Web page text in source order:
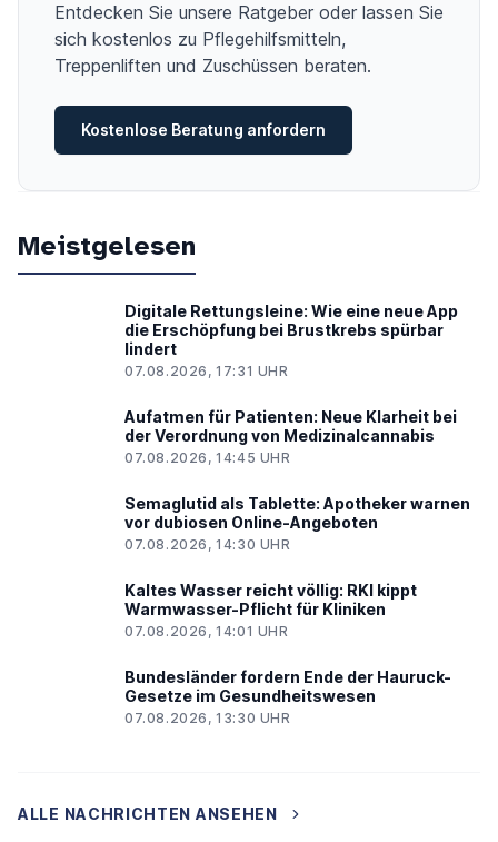
Entdecken Sie unsere Ratgeber oder lassen Sie
sich kostenlos zu Pflegehilfsmitteln,
Treppenliften und Zuschüssen beraten.
Kostenlose Beratung anfordern
Meistgelesen
Digitale Rettungsleine: Wie eine neue App
die Erschöpfung bei Brustkrebs spürbar
lindert
07.08.2026, 17:31 UHR
Aufatmen für Patienten: Neue Klarheit bei
der Verordnung von Medizinalcannabis
07.08.2026, 14:45 UHR
Semaglutid als Tablette: Apotheker warnen
vor dubiosen Online-Angeboten
07.08.2026, 14:30 UHR
Kaltes Wasser reicht völlig: RKI kippt
Warmwasser-Pflicht für Kliniken
07.08.2026, 14:01 UHR
Bundesländer fordern Ende der Hauruck-
Gesetze im Gesundheitswesen
07.08.2026, 13:30 UHR
ALLE NACHRICHTEN ANSEHEN